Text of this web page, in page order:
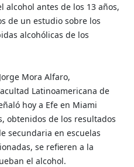
alcohol antes de los 13 años,
de un estudio sobre los
alcohólicas de los
Mora Alfaro,
Latinoamericana de
hoy a Efe en Miami
obtenidos de los resultados
secundaria en escuelas
se refieren a la
el alcohol.